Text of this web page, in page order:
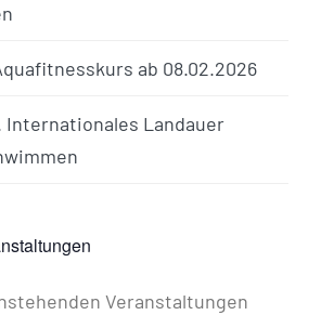
ab 08.02.2026
Internationales Landauer
Veranstaltungen